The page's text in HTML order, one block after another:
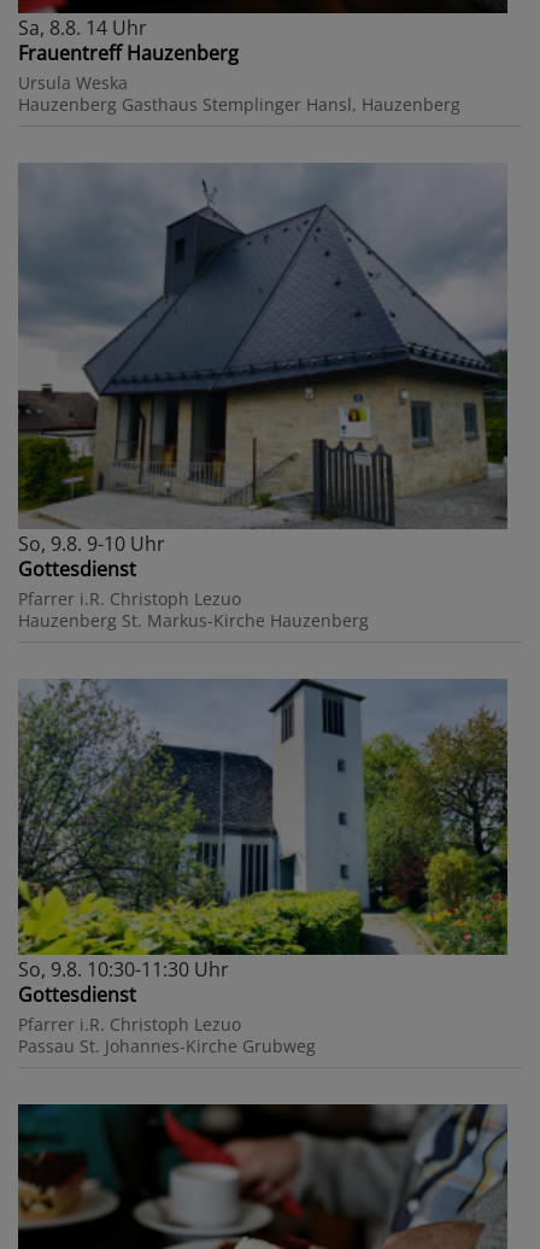
Sa, 8.8. 14 Uhr
Frauentreff Hauzenberg
Ursula Weska
Hauzenberg Gasthaus Stemplinger Hansl, Hauzenberg
So, 9.8. 9-10 Uhr
Gottesdienst
Pfarrer i.R. Christoph Lezuo
Hauzenberg St. Markus-Kirche Hauzenberg
So, 9.8. 10:30-11:30 Uhr
Gottesdienst
Pfarrer i.R. Christoph Lezuo
Passau St. Johannes-Kirche Grubweg